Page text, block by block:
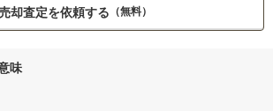
却査定を依頼する （無料）
味